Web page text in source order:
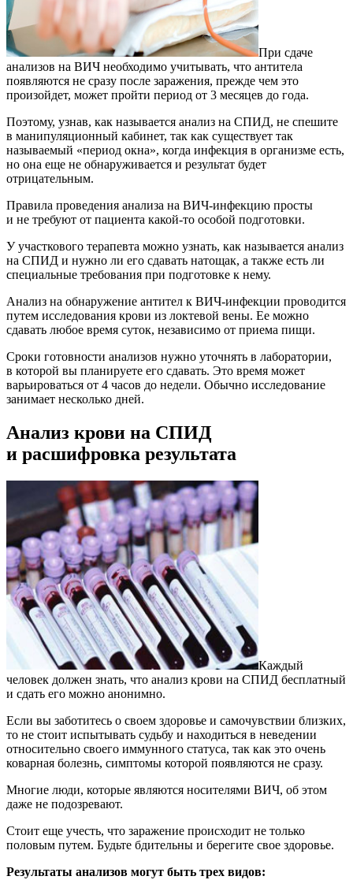
При сдаче
анализов на ВИЧ необходимо учитывать, что антитела
появляются не сразу после заражения, прежде чем это
произойдет, может пройти период от 3 месяцев до года.
Поэтому, узнав, как называется анализ на СПИД, не спешите
в манипуляционный кабинет, так как существует так
называемый «период окна», когда инфекция в организме есть,
но она еще не обнаруживается и результат будет
отрицательным.
Правила проведения анализа на ВИЧ-инфекцию просты
и не требуют от пациента какой-то особой подготовки.
У участкового терапевта можно узнать, как называется анализ
на СПИД и нужно ли его сдавать натощак, а также есть ли
специальные требования при подготовке к нему.
Анализ на обнаружение антител к ВИЧ-инфекции проводится
путем исследования крови из локтевой вены. Ее можно
сдавать любое время суток, независимо от приема пищи.
Сроки готовности анализов нужно уточнять в лаборатории,
в которой вы планируете его сдавать. Это время может
варьироваться от 4 часов до недели. Обычно исследование
занимает несколько дней.
Анализ крови на СПИД
и расшифровка результата
Каждый
человек должен знать, что анализ крови на СПИД бесплатный
и сдать его можно анонимно.
Если вы заботитесь о своем здоровье и самочувствии близких,
то не стоит испытывать судьбу и находиться в неведении
относительно своего иммунного статуса, так как это очень
коварная болезнь, симптомы которой появляются не сразу.
Многие люди, которые являются носителями ВИЧ, об этом
даже не подозревают.
Стоит еще учесть, что заражение происходит не только
половым путем. Будьте бдительны и берегите свое здоровье.
Результаты анализов могут быть трех видов: